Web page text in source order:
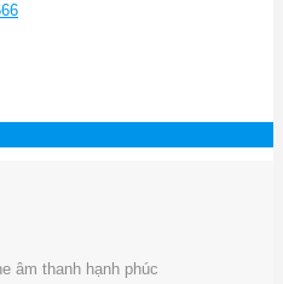
âm thanh hạnh phúc